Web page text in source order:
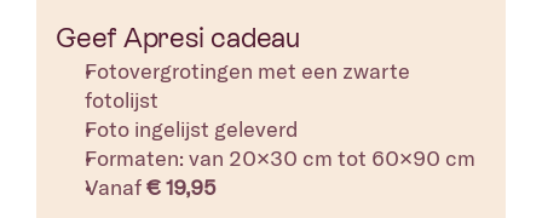
Geef Apresi cadeau
Fotovergrotingen met een zwarte
fotolijst
Foto ingelijst geleverd
Formaten: van 20×30 cm tot 60×90 cm
Vanaf € 19,95